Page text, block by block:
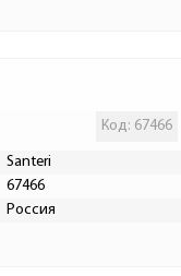
Код: 67466
Santeri
67466
Россия